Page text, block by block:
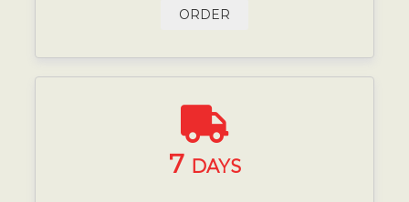
ORDER
7 DAYS